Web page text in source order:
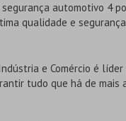
automotivo 4
qualidade e
e Comércio é
tudo que há de